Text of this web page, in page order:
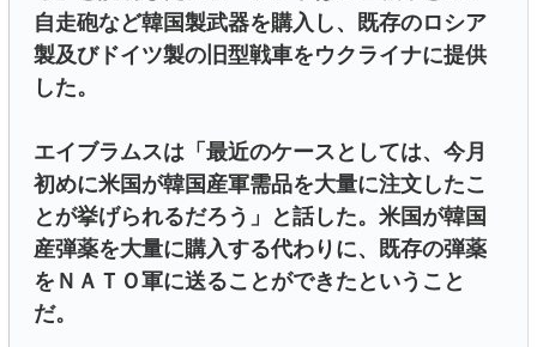
自走砲など韓国製武器を購入し、既存のロシア
製及びドイツ製の旧型戦車をウクライナに提供
した。
エイブラムスは「最近のケースとしては、今月
初めに米国が韓国産軍需品を大量に注文したこ
とが挙げられるだろう」と話した。米国が韓国
産弾薬を大量に購入する代わりに、既存の弾薬
をＮＡＴＯ軍に送ることができたということ
だ。